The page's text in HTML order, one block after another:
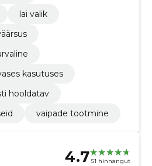
lai valik
kasutuses
hooldatav
vaipade tootmine
4.7 51 hinnangut